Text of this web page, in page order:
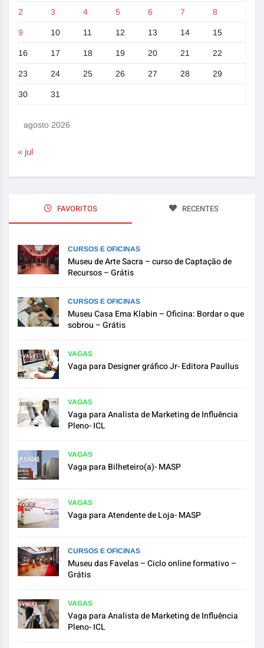
agosto 2026
2 3 4 5 6 7 8
9 10 11 12 13 14 15
16 17 18 19 20 21 22
23 24 25 26 27 28 29
30 31
« jul
FAVORITOS RECENTES
CURSOS E OFICINAS
Museu de Arte Sacra – curso de Captação de
Recursos – Grátis
CURSOS E OFICINAS
Museu Casa Ema Klabin – Oficina: Bordar o que
sobrou – Grátis
VAGAS
Vaga para Designer gráfico Jr- Editora Paullus
VAGAS
Vaga para Analista de Marketing de Influência
Pleno- ICL
VAGAS
Vaga para Bilheteiro(a)- MASP
VAGAS
Vaga para Atendente de Loja- MASP
CURSOS E OFICINAS
Museu das Favelas – Ciclo online formativo –
Grátis
VAGAS
Vaga para Analista de Marketing de Influência
Pleno- ICL